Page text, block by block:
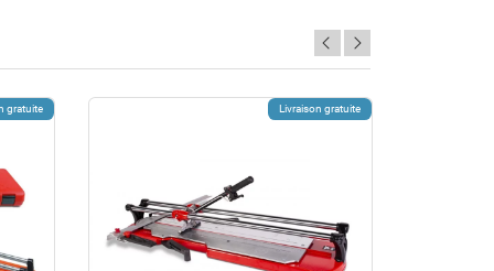
gratuite Livraison gratuite